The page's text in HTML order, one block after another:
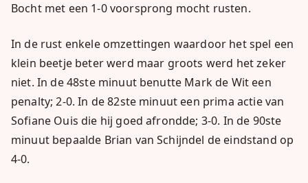
Bocht met een 1-0 voorsprong mocht rusten.
In de rust enkele omzettingen waardoor het spel een
klein beetje beter werd maar groots werd het zeker
niet. In de 48ste minuut benutte Mark de Wit een
penalty; 2-0. In de 82ste minuut een prima actie van
Sofiane Ouis die hij goed afrondde; 3-0. In de 90ste
minuut bepaalde Brian van Schijndel de eindstand op
4-0.